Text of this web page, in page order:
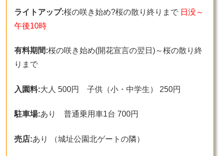
ライトアップ:桜の咲き始め?桜の散り終りまで 日没～
午後10時
有料期間:桜の咲き始め(開花宣言の翌日)～桜の散り終
りまで
入園料:大人 500円 子供（小・中学生） 250円
駐車場:あり 普通乗用車1台 700円
売店:あり （城址公園北ゲートの隣）